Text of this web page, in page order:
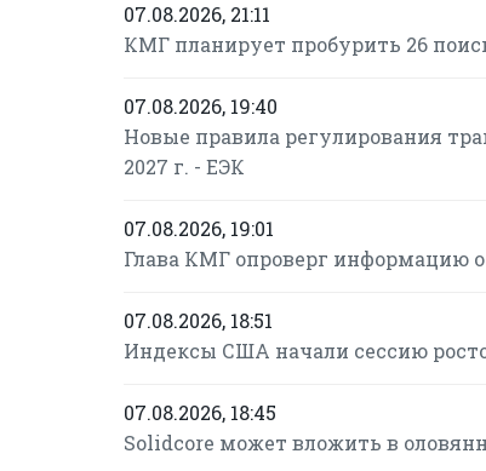
07.08.2026, 21:11
КМГ планирует пробурить 26
07.08.2026, 19:40
Новые правила регулирования
2027 г. - ЕЭК
07.08.2026, 19:01
Глава КМГ опроверг информацию
07.08.2026, 18:51
Индексы США начали сессию
07.08.2026, 18:45
Solidcore может вложить в